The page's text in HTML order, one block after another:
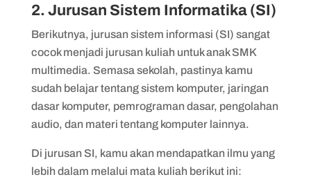
2. Jurusan Sistem Informatika (SI)
Berikutnya, jurusan sistem informasi (SI) sangat
cocok menjadi jurusan kuliah untuk anak SMK
multimedia. Semasa sekolah, pastinya kamu
sudah belajar tentang sistem komputer, jaringan
dasar komputer, pemrograman dasar, pengolahan
audio, dan materi tentang komputer lainnya.
Di jurusan SI, kamu akan mendapatkan ilmu yang
lebih dalam melalui mata kuliah berikut ini: